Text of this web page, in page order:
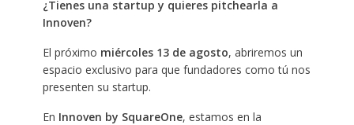
¿Tienes una startup y quieres pitchearla a
Innoven?
El próximo miércoles 13 de agosto, abriremos un
espacio exclusivo para que fundadores como tú nos
presenten su startup.
En Innoven by SquareOne, estamos en la